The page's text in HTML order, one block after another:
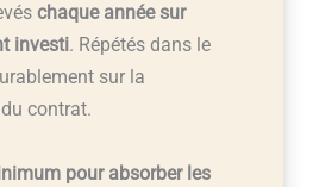
chaque année sur
investi. Répétés dans le
sur la
contrat.
pour absorber les